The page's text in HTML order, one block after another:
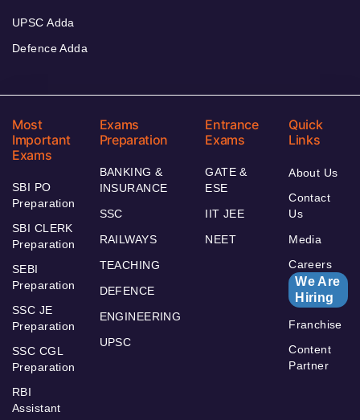
UPSC Adda
Defence Adda
Most
Important
Exams
SBI PO
Preparation
SBI CLERK
Preparation
SEBI
Preparation
SSC JE
Preparation
SSC CGL
Preparation
RBI
Assistant
Exams
Preparation
BANKING &
INSURANCE
SSC
RAILWAYS
TEACHING
DEFENCE
ENGINEERING
UPSC
Entrance
Exams
GATE &
ESE
IIT JEE
NEET
Quick
Links
About Us
Contact
Us
Media
Careers
We Are
Hiring
Franchise
Content
Partner